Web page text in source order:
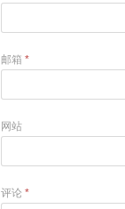
邮箱 *
网站
评论 *